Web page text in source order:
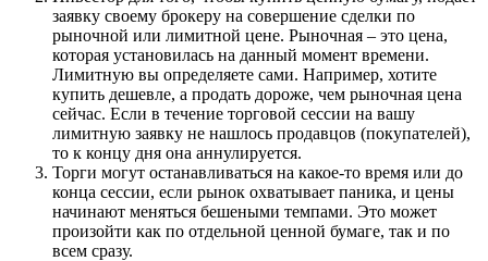
заявку своему брокеру на совершение сделки по
рыночной или лимитной цене. Рыночная – это цена,
которая установилась на данный момент времени.
Лимитную вы определяете сами. Например, хотите
купить дешевле, а продать дороже, чем рыночная цена
сейчас. Если в течение торговой сессии на вашу
лимитную заявку не нашлось продавцов (покупателей),
то к концу дня она аннулируется.
Торги могут останавливаться на какое-то время или до
конца сессии, если рынок охватывает паника, и цены
начинают меняться бешеными темпами. Это может
произойти как по отдельной ценной бумаге, так и по
всем сразу.